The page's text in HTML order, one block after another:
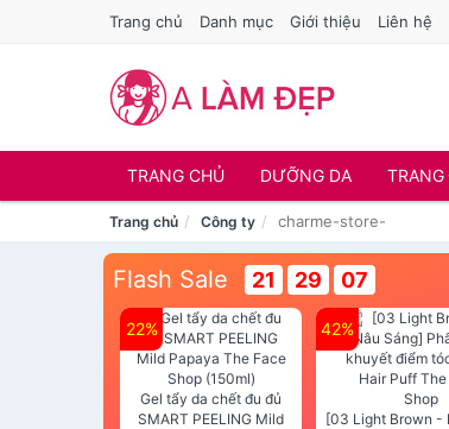
Trang chủ Danh mục Giới thiệu Liên hệ
TRANG CHỦ DƯỠNG DA
Trang chủ Công ty charme-store-
Flash Sale 21 29 07
22%
Gel tẩy da chết đu đủ
SMART PEELING Mild
42%
[03 Light Brown -